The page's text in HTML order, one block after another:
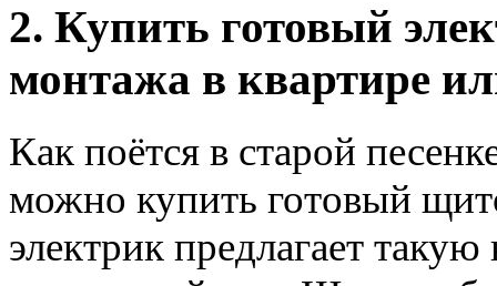
2. Купить готовый
монтажа в квартире
Как поётся в старой
можно купить готовый
электрик предлагает